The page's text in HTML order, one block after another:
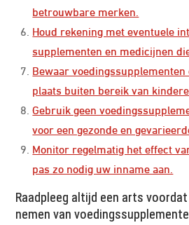
betrouwbare merken.
Houd rekening met eventuele
supplementen en medicijnen
Bewaar voedingssupplementen
plaats buiten bereik van
Gebruik geen
voor een gezonde en
Monitor regelmatig het effect
pas zo nodig uw inname aan.
Raadpleeg altijd een arts
nemen van